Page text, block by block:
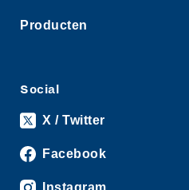
Producten
Social
X / Twitter
Facebook